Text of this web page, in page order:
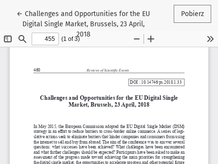
←Wróć do szczegółów artykułu
Challenges and Opportunities for the EU
Digital Single Market, Brussels, 23 April,
2018
Pobierz